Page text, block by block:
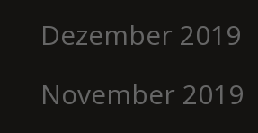
Dezember 2019
November 2019